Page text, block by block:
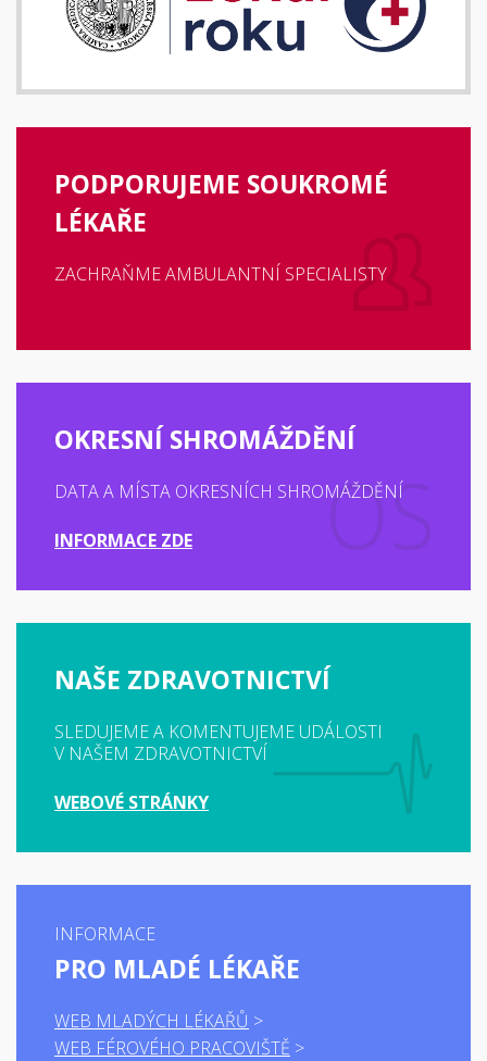
PODPORUJEME SOUKROMÉ
LÉKAŘE
ZACHRAŇME AMBULANTNÍ SPECIALISTY
OKRESNÍ SHROMÁŽDĚNÍ
DATA A MÍSTA OKRESNÍCH SHROMÁŽDĚNÍ
INFORMACE ZDE
NAŠE ZDRAVOTNICTVÍ
SLEDUJEME A KOMENTUJEME UDÁLOSTI
V NAŠEM ZDRAVOTNICTVÍ
WEBOVÉ STRÁNKY
INFORMACE
PRO MLADÉ LÉKAŘE
WEB MLADÝCH LÉKAŘŮ
WEB FÉROVÉHO PRACOVIŠTĚ